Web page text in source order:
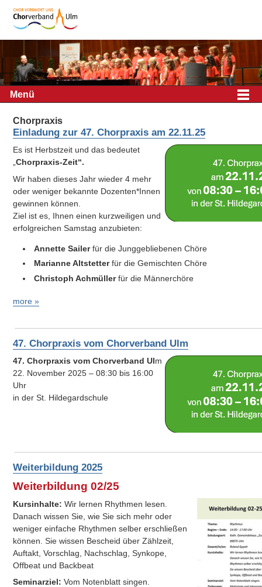
Menü
Chorpraxis
Einladung zur 47. Chorpraxis am 22.11.25
Es ist Herbstzeit und das bedeutet
„Chorpraxis-Zeit“.
Wir haben dieses Jahr wieder 4 mehr
oder weniger bekannte Dozenten*Innen
gewinnen können.
Ziel ist es, Ihnen einen kurzweiligen und
erfolgreichen Samstag anzubieten:
Annette Sailerfür die Junggebliebenen Chöre
Marianne Altstetterfür die Gemischten Chöre
Christoph Achmüllerfür die Männerchöre
more »
47. Chorpraxis vom Chorverband Ulm
47. Chorpraxis vom Chorverband Ulm
22. November 2025 – 08:30 bis 16:00
Uhr
in der St. Hildegardschule
Weiterbildung 2025
Weiterbildung 02/25
Kursinhalte: Wir lernen Rhythmen lesen.
Danach wissen Sie, wie Sie sich mehr oder
weniger einfache Rhythmen selber erschließen
können. Sie wissen Bescheid über Zählzeit,
Auftakt, Vorschlag, Nachschlag, Synkope,
Offbeat und Backbeat
Seminarziel: Vom Notenblatt singen.